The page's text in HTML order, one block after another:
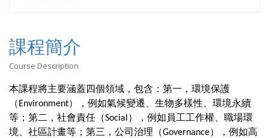
課程簡介
Course Description
本課程將主要涵蓋四個領域，包含：第一，環境保護
（ Environment），例如氣候變遷、生物多樣性、環境永續
等；第二，社會責任（Social ），例如員工工作權、職場環
境、社區計畫等；第三，公司治理（Governance），例如高